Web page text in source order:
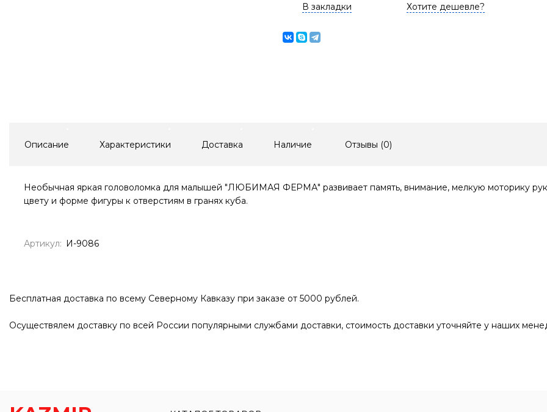
В закладки Хотите дешевле?
Описание Характеристики Доставка Наличие Отзывы (0)
Необычная яркая головоломка для малышей "ЛЮБИМАЯ ФЕРМА" развивает память, внимание, мелкую моторику
цвету и форме фигуры к отверстиям в гранях куба.
Артикул: И-9086
Бесплатная доставка по всему Северному Кавказу при заказе от 5000 рублей.
Осуществялем доставку по всей России популярными службами доставки, стоимость доставки уточняйте у наших